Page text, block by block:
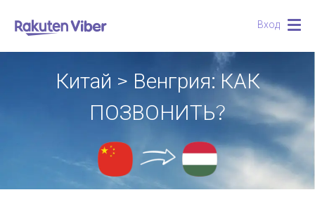
Вход
Китай > Венгрия: КАК
ПОЗВОНИТЬ?